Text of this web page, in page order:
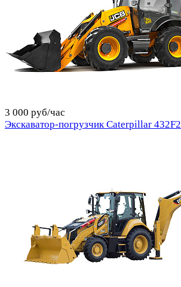
3 000 руб/час
Экскаватор-погрузчик Caterpillar 432F2